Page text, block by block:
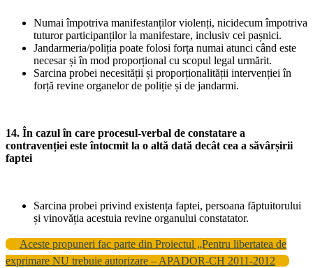
Numai împotriva manifestanților violenți, nicidecum împotriva
tuturor participanților la manifestare, inclusiv cei pașnici.
Jandarmeria/poliția poate folosi forța numai atunci când este
necesar și în mod proporțional cu scopul legal urmărit.
Sarcina probei necesității și proporționalității intervenției în
forță revine organelor de poliție și de jandarmi.
14. În cazul în care procesul-verbal de constatare a
contravenției este întocmit la o altă dată decât cea a săvârșirii
faptei
Sarcina probei privind existența faptei, persoana făptuitorului
și vinovăția acestuia revine organului constatator.
Aceste propuneri fac parte din Proiectul „Pentru libertatea de
exprimare NU trebuie autorizare – APADOR-CH 2011-2012